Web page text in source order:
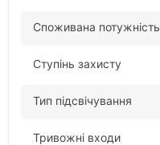
Споживана потужність
Ступінь захисту
Тип підсвічування
Тривожні входи